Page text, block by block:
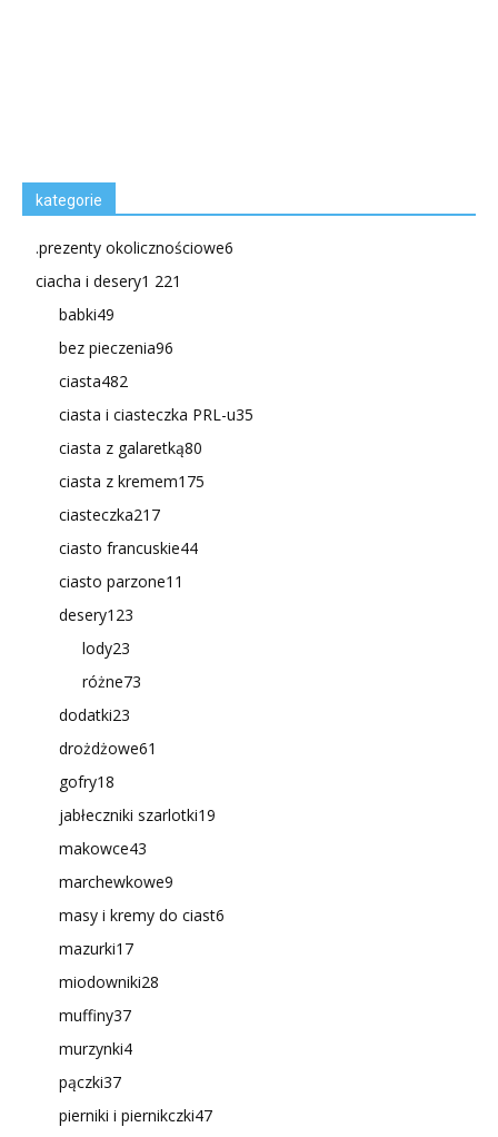
kategorie
.prezenty okolicznościowe6
ciacha i desery1 221
babki49
bez pieczenia96
ciasta482
ciasta i ciasteczka PRL-u35
ciasta z galaretką80
ciasta z kremem175
ciasteczka217
ciasto francuskie44
ciasto parzone11
desery123
lody23
różne73
dodatki23
drożdżowe61
gofry18
jabłeczniki szarlotki19
makowce43
marchewkowe9
masy i kremy do ciast6
mazurki17
miodowniki28
muffiny37
murzynki4
pączki37
pierniki i piernikczki47